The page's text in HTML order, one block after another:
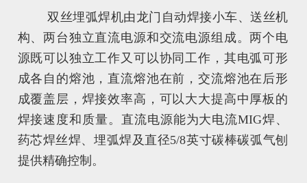
双丝埋弧焊机由龙门自动焊接小车、送丝机
构、两台独立直流电源和交流电源组成。两个电
源既可以独立工作又可以协同工作，其电弧可形
成各自的熔池，直流熔池在前，交流熔池在后形
成覆盖层，焊接效率高，可以大大提高中厚板的
焊接速度和质量。直流电源能为大电流MIG焊、
药芯焊丝焊、埋弧焊及直径5/8英寸碳棒碳弧气刨
提供精确控制。